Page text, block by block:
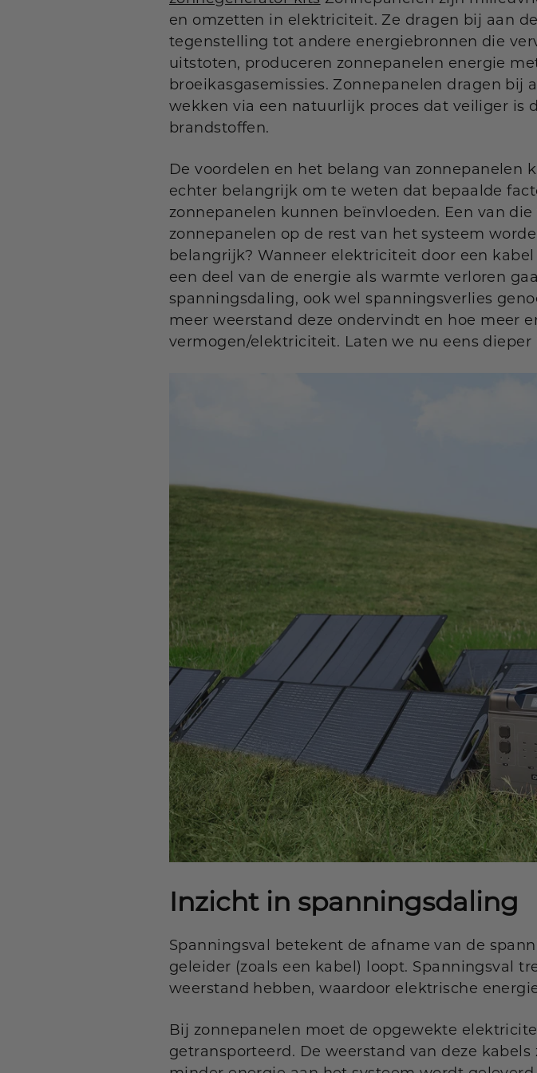
en omzetten in elektriciteit. Ze dragen bij aan
tegenstelling tot andere energiebronnen die
uitstoten, produceren zonnepanelen energie
broeikasgasemissies. Zonnepanelen dragen
wekken via een natuurlijk proces dat veiliger is
brandstoffen.
De voordelen en het belang van
echter belangrijk om te weten dat bepaalde
zonnepanelen kunnen beïnvloeden. Een van
zonnepanelen op de rest van het systeem
belangrijk? Wanneer elektriciteit door een
een deel van de energie als warmte verloren
spanningsdaling, ook wel spanningsverlies
meer weerstand deze ondervindt en hoe meer
vermogen/elektriciteit. Laten we nu eens
Inzicht in spanningsdaling
Spanningsval betekent de afname van de
geleider (zoals een kabel) loopt. Spanningsval
weerstand hebben, waardoor elektrische
Bij zonnepanelen moet de opgewekte
getransporteerd. De weerstand van deze